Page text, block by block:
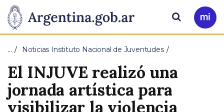
Presidencia
de
la
Nación
Pasar al contenido principal
Ir
a
Buscar
… Noticias Instituto Nacional de Juventudes
El INJUVE realizó una
jornada artística para
visibilizar la violencia